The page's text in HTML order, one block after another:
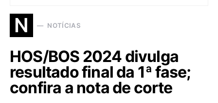
N NOTÍCIAS
HOS/BOS 2024 divulga
resultado final da 1ª fase;
confira a nota de corte